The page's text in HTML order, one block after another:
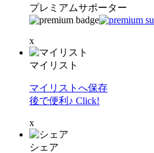
プレミアムサポーター
x
マイリスト
マイリストへ保存
後で便利♪ Click!
x
シェア